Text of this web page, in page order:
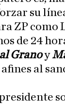
su
ZP como
de 24
Granoy
al